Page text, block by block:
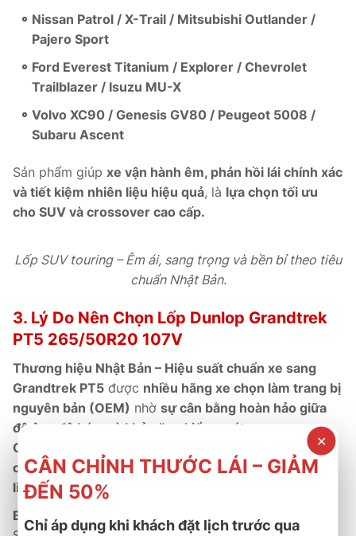
Nissan Patrol / X-Trail / Mitsubishi Outlander /
Pajero Sport
Ford Everest Titanium / Explorer / Chevrolet
Trailblazer / Isuzu MU-X
Volvo XC90 / Genesis GV80 / Peugeot 5008 /
Subaru Ascent
Sản phẩm giúp xe vận hành êm, phản hồi lái chính xác
và tiết kiệm nhiên liệu hiệu quả, là lựa chọn tối ưu
cho SUV và crossover cao cấp.
Lốp SUV touring – Êm ái, sang trọng và bền bỉ theo tiêu
chuẩn Nhật Bản.
3. Lý Do Nên Chọn Lốp Dunlop Grandtrek
PT5 265/50R20 107V
Thương hiệu Nhật Bản – Hiệu suất chuẩn xe sang
Grandtrek PT5 được nhiều hãng xe chọn làm trang bị
nguyên bản (OEM) nhờ sự cân bằng hoàn hảo giữa
độ êm, độ bám và khả năng kiểm soát.
Cấu trúc khung vỏ cứng vững và vật liệu Silica cao
cấpgiúp xe ổn định ở tốc độ cao và tiết kiệm nhiên
liệu rõ rệt.
Bảo hành chính hãng – Dịch vụ tận tâm
✕
CÂN CHỈNH THƯỚC LÁI – GIẢM
ĐẾN 50%
Chỉ áp dụng khi khách đặt lịch trước qua